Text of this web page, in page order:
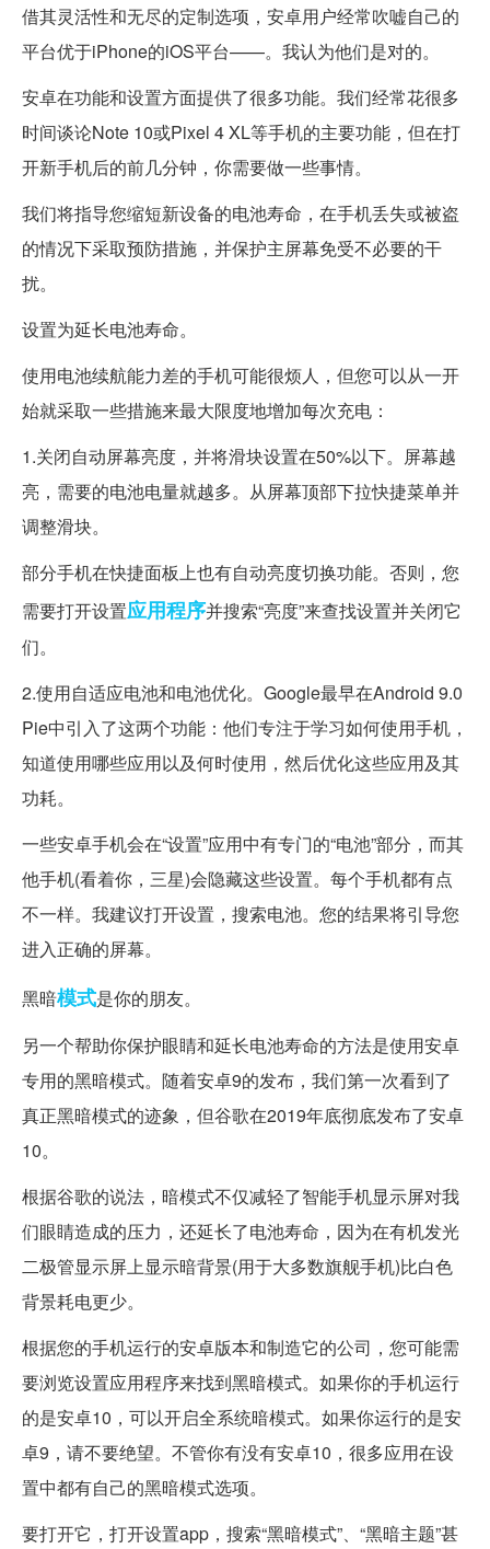
借其灵活性和无尽的定制选项，安卓用户经常吹嘘自己的
平台优于iPhone的iOS平台——。我认为他们是对的。
安卓在功能和设置方面提供了很多功能。我们经常花很多
时间谈论Note 10或Pixel 4 XL等手机的主要功能，但在打
开新手机后的前几分钟，你需要做一些事情。
我们将指导您缩短新设备的电池寿命，在手机丢失或被盗
的情况下采取预防措施，并保护主屏幕免受不必要的干
扰。
设置为延长电池寿命。
使用电池续航能力差的手机可能很烦人，但您可以从一开
始就采取一些措施来最大限度地增加每次充电：
1.关闭自动屏幕亮度，并将滑块设置在50%以下。屏幕越
亮，需要的电池电量就越多。从屏幕顶部下拉快捷菜单并
调整滑块。
部分手机在快捷面板上也有自动亮度切换功能。否则，您
需要打开设置应用程序并搜索“亮度”来查找设置并关闭它
们。
2.使用自适应电池和电池优化。Google最早在Android 9.0
Pie中引入了这两个功能：他们专注于学习如何使用手机，
知道使用哪些应用以及何时使用，然后优化这些应用及其
功耗。
一些安卓手机会在“设置”应用中有专门的“电池”部分，而其
他手机(看着你，三星)会隐藏这些设置。每个手机都有点
不一样。我建议打开设置，搜索电池。您的结果将引导您
进入正确的屏幕。
黑暗模式是你的朋友。
另一个帮助你保护眼睛和延长电池寿命的方法是使用安卓
专用的黑暗模式。随着安卓9的发布，我们第一次看到了
真正黑暗模式的迹象，但谷歌在2019年底彻底发布了安卓
10。
根据谷歌的说法，暗模式不仅减轻了智能手机显示屏对我
们眼睛造成的压力，还延长了电池寿命，因为在有机发光
二极管显示屏上显示暗背景(用于大多数旗舰手机)比白色
背景耗电更少。
根据您的手机运行的安卓版本和制造它的公司，您可能需
要浏览设置应用程序来找到黑暗模式。如果你的手机运行
的是安卓10，可以开启全系统暗模式。如果你运行的是安
卓9，请不要绝望。不管你有没有安卓10，很多应用在设
置中都有自己的黑暗模式选项。
要打开它，打开设置app，搜索“黑暗模式”、“黑暗主题”甚